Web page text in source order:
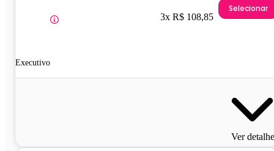
Executivo
3x R$ 108,85
Selecionar
Ver